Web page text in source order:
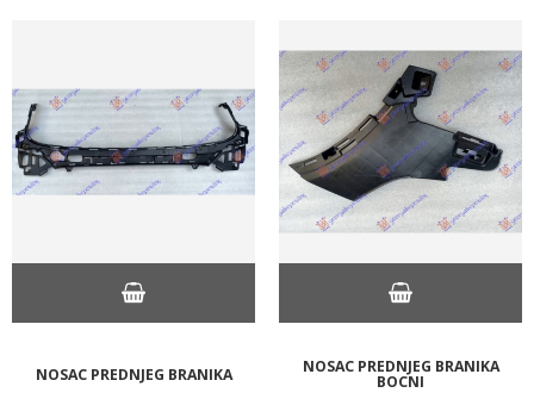
NOSAC PREDNJEG BRANIKA NOSAC PREDNJEG BRANIKA
BOCNI